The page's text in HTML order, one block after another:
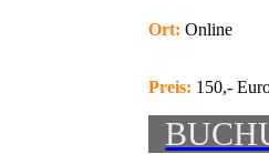
Ort: Online
Preis: 150,-